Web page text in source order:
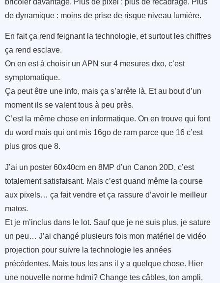
bricoler davantage. Plus de pixel : plus de recadrage. Plus
de dynamique : moins de prise de risque niveau lumière.
En fait ça rend feignant la technologie, et surtout les chiffres
ça rend esclave.
On en est à choisir un APN sur 4 mesures dxo, c’est
symptomatique.
Ça peut être une info, mais ça s’arrête là. Et au bout d’un
moment ils se valent tous à peu près.
C’est la même chose en informatique. On en trouve qui font
du word mais qui ont mis 16go de ram parce que 16 c’est
plus gros que 8.
J’ai un poster 60x40cm en 8MP d’un Canon 20D, c’est
totalement satisfaisant. Mais c’est quand même la course
aux pixels… ça fait vendre et ça rassure d’avoir le meilleur
matos.
Et je m’inclus dans le lot. Sauf que je ne suis plus, je sature
un peu… J’ai changé plusieurs fois mon matériel de vidéo
projection pour suivre la technologie les années
précédentes. Mais tous les ans il y a quelque chose. Hier
une nouvelle norme hdmi? Change tes câbles, ton ampli,